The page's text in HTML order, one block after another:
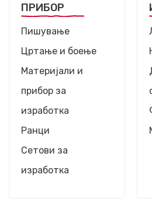
ПРИБОР
Пишување
Цртање и боење
Материјали и
прибор за
изработка
Ранци
Сетови за
изработка